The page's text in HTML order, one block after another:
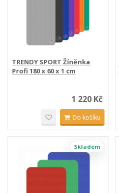
TRENDY SPORT Žíněnka
Profi 180 x 60 x 1 cm
1 220 Kč
Do košíku
Skladem